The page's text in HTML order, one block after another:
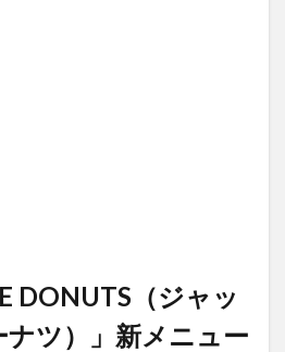
DONUTS（ジャッ
ナツ）」新メニュー